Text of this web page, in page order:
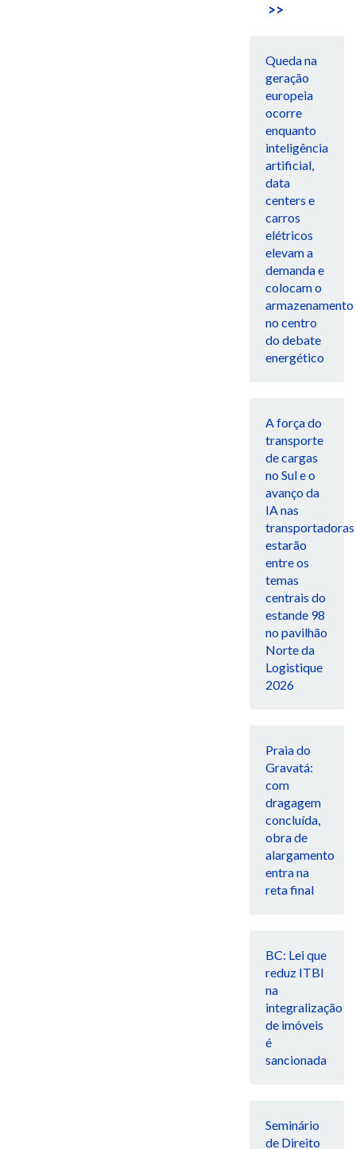
>>
Queda na
geração
europeia
ocorre
enquanto
inteligência
artificial,
data
centers e
carros
elétricos
elevam a
demanda e
colocam o
armazenamento
no centro
do debate
energético
A força do
transporte
de cargas
no Sul e o
avanço da
IA nas
transportadoras
estarão
entre os
temas
centrais do
estande 98
no pavilhão
Norte da
Logistique
2026
Praia do
Gravatá:
com
dragagem
concluída,
obra de
alargamento
entra na
reta final
BC: Lei que
reduz ITBI
na
integralização
de imóveis
é
sancionada
Seminário
de Direito